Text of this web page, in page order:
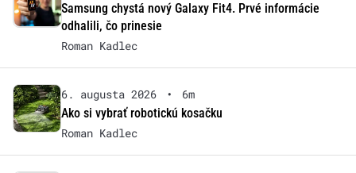
Samsung chystá nový Galaxy Fit4. Prvé informácie
odhalili, čo prinesie
Roman Kadlec
6. augusta 2026 •
6m
Ako si vybrať robotickú kosačku
Roman Kadlec